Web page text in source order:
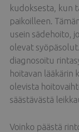
kudoksesta, kun
paikoilleen.
usein sädehoito,
olevat
diagnosoitu
hoitavan lääkärin
olevista
säästävästä
Voinko päästä